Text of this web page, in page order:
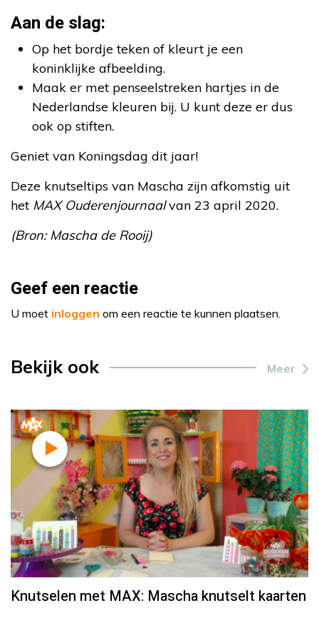
Aan de slag:
Op het bordje teken of kleurt je een
koninklijke afbeelding.
Maak er met penseelstreken hartjes in de
Nederlandse kleuren bij. U kunt deze er dus
ook op stiften.
Geniet van Koningsdag dit jaar!
Deze knutseltips van Mascha zijn afkomstig uit
het MAX Ouderenjournaalvan 23 april 2020.
(Bron: Mascha de Rooij)
Geef een reactie
U moet inloggen om een reactie te kunnen plaatsen.
Bekijk ook Meer
Knutselen met MAX: Mascha knutselt kaarten